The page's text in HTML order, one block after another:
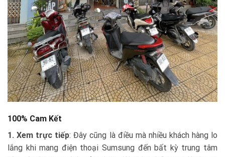
100% Cam Kết
1. Xem trực tiếp: Đây cũng là điều mà nhiều khách hàng lo
lắng khi mang điện thoại Sumsung đến bất kỳ trung tâm